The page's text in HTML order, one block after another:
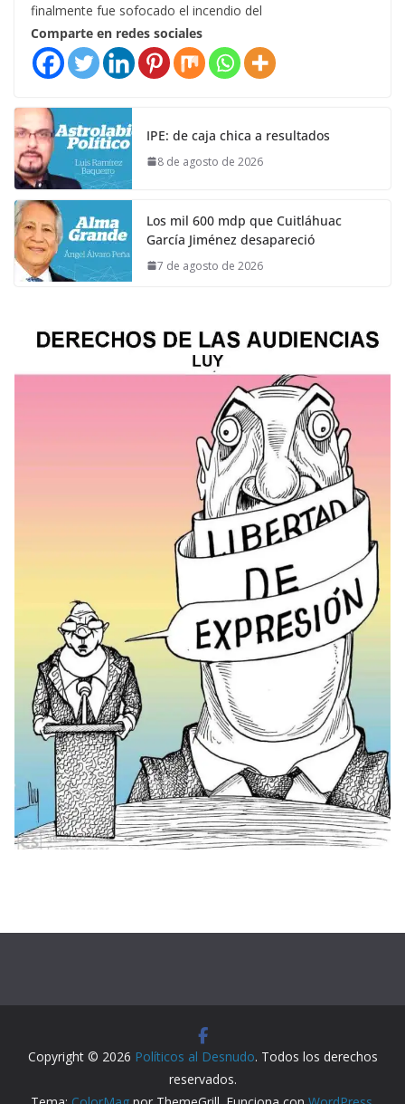
finalmente fue sofocado el incendio del
Comparte en redes sociales
IPE: de caja chica a resultados
8 de agosto de 2026
Los mil 600 mdp que Cuitláhuac
García Jiménez desapareció
7 de agosto de 2026
Copyright © 2026 Políticos al Desnudo. Todos los derechos
reservados.